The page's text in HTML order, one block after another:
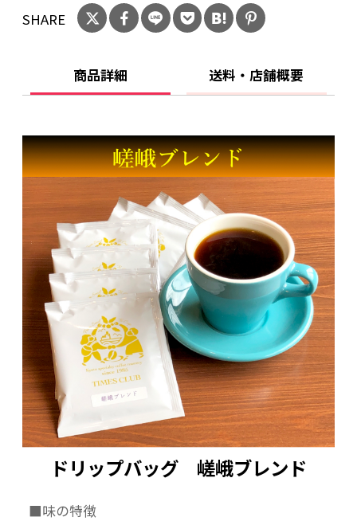
・原材料名 ：コーヒー豆
・内容量 ：10g
・保存方法 ：直射日光、高温多湿を避ける
SHARE
商品詳細 送料・店舗概要
ドリップバッグ 嵯峨ブレンド
■味の特徴